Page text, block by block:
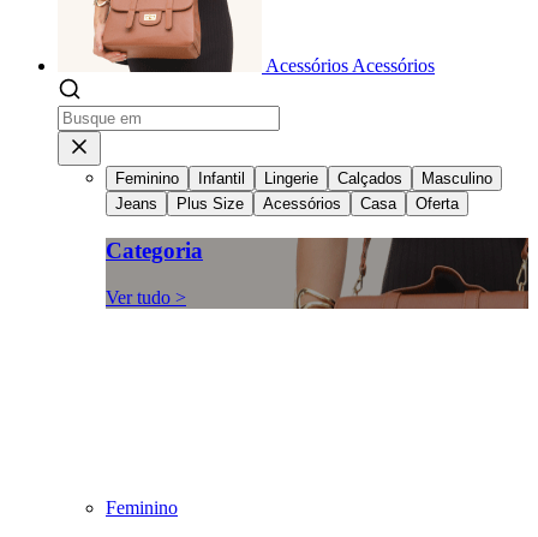
Acessórios Acessórios
Feminino Infantil Lingerie Calçados
Masculino
Jeans
Plus Size Acessórios Casa Oferta
Categoria
Ver tudo >
Feminino